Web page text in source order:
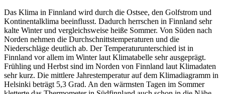
Das Klima in Finnland wird durch die Ostsee, den Golfstrom und
Kontinentalklima beeinflusst. Dadurch herrschen in Finnland sehr
kalte Winter und vergleichsweise heiße Sommer. Von Süden nach
Norden nehmen die Durchschnittstemperaturen und die
Niederschläge deutlich ab. Der Temperaturunterschied ist in
Finnland vor allem im Winter laut Klimatabelle sehr ausgeprägt.
Frühling und Herbst sind im Norden von Finnland laut Klimadaten
sehr kurz. Die mittlere Jahrestemperatur auf dem Klimadiagramm in
Helsinki beträgt 5,3 Grad. An den wärmsten Tagen im Sommer